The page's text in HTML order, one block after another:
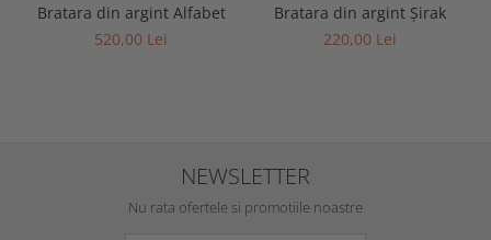
Bratara din argint Alfabet
520,00 Lei
Bratara din argint Șirak
220,00 Lei
NEWSLETTER
Nu rata ofertele si promotiile noastre